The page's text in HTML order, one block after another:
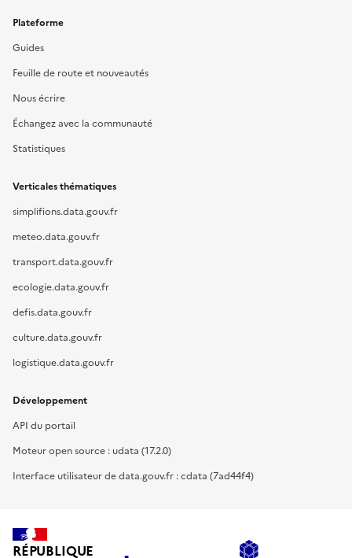
Plateforme
Guides
Feuille de route et nouveautés
Nous écrire
Échangez avec la communauté
Statistiques
Verticales thématiques
simplifions.data.gouv.fr
meteo.data.gouv.fr
transport.data.gouv.fr
ecologie.data.gouv.fr
defis.data.gouv.fr
culture.data.gouv.fr
logistique.data.gouv.fr
Développement
API du portail
Moteur open source : udata (17.2.0)
Interface utilisateur de data.gouv.fr : cdata (7ad44f4)
RÉPUBLIQUE